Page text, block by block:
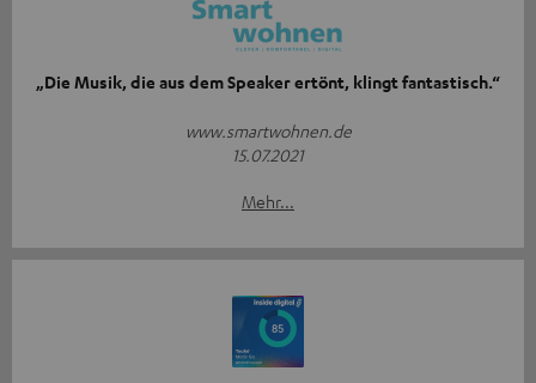
„Die Musik, die aus dem Speaker ertönt, klingt fantastisch.“
www.smartwohnen.de
15.07.2021
Mehr...